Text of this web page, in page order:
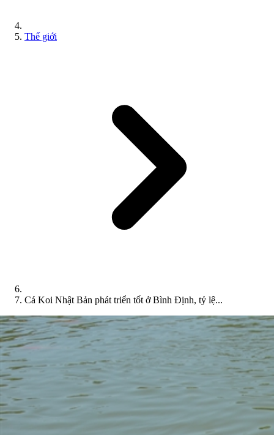
Thế giới
Cá Koi Nhật Bản phát triển tốt ở Bình Định, tỷ lệ...